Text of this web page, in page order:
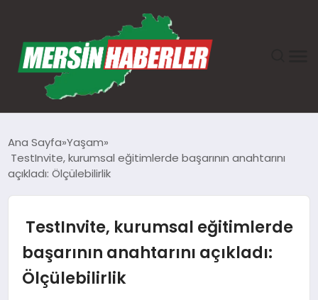
GÜNDEM
TEKNOLOJI
Ana Sayfa Yaşam
TestInvite, kurumsal eğitimlerde başarının anahtarını
açıkladı: Ölçülebilirlik
TestInvite, kurumsal eğitimlerde
başarının anahtarını açıkladı:
Ölçülebilirlik